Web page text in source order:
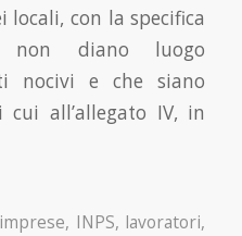
locali, con la specifica
non diano luogo
nocivi e che siano
all’allegato IV, in
imprese, INPS, lavoratori,